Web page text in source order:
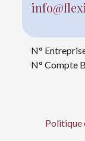
Politique
N°
N° Compte